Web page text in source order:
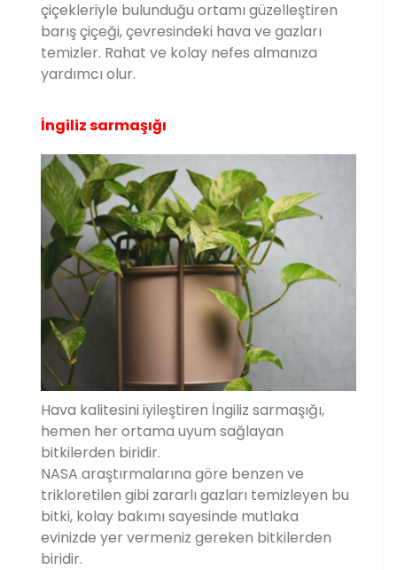
çiçekleriyle bulunduğu ortamı güzelleştiren
barış çiçeği, çevresindeki hava ve gazları
temizler. Rahat ve kolay nefes almanıza
yardımcı olur.
İngiliz sarmaşığı
Hava kalitesini iyileştiren İngiliz sarmaşığı,
hemen her ortama uyum sağlayan
bitkilerden biridir.
NASA araştırmalarına göre benzen ve
trikloretilen gibi zararlı gazları temizleyen bu
bitki, kolay bakımı sayesinde mutlaka
evinizde yer vermeniz gereken bitkilerden
biridir.